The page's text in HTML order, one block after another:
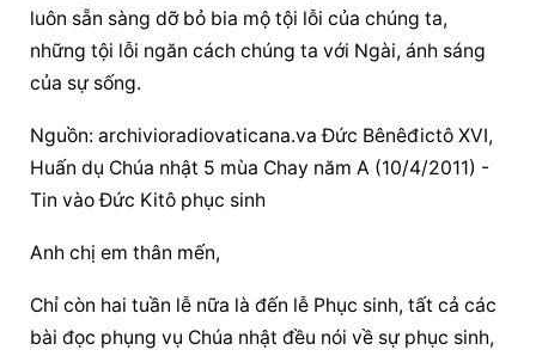
luôn sẵn sàng dỡ bỏ bia mộ tội lỗi của chúng ta,
những tội lỗi ngăn cách chúng ta với Ngài, ánh sáng
của sự sống.
Nguồn: archivioradiovaticana.va Đức Bênêđictô XVI,
Huấn dụ Chúa nhật 5 mùa Chay năm A (10/4/2011) -
Tin vào Đức Kitô phục sinh
Anh chị em thân mến,
Chỉ còn hai tuần lễ nữa là đến lễ Phục sinh, tất cả các
bài đọc phụng vụ Chúa nhật đều nói về sự phục sinh,